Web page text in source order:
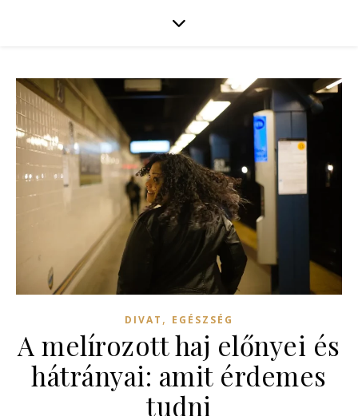
DIVAT , EGÉSZSÉG
A melírozott haj előnyei és
hátrányai: amit érdemes
tudni